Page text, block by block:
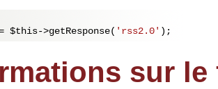
$this->getResponse( 'rss2.0'
sur le